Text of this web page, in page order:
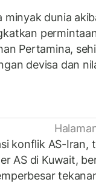
minyak dunia
Pertamina,
devisa dan
konflik AS-Iran,
AS di Kuwait,